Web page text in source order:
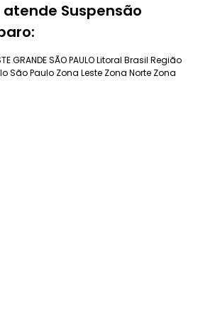
atende Suspensão
GRANDE SÃO PAULOLitoral Brasil Região
São Paulo Zona Leste Zona Norte Zona